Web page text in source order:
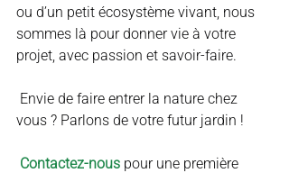
ou d’un petit écosystème vivant, nous
sommes là pour donner vie à votre
projet, avec passion et savoir-faire.
Envie de faire entrer la nature chez
vous ? Parlons de votre futur jardin !
Contactez-nous pour une première